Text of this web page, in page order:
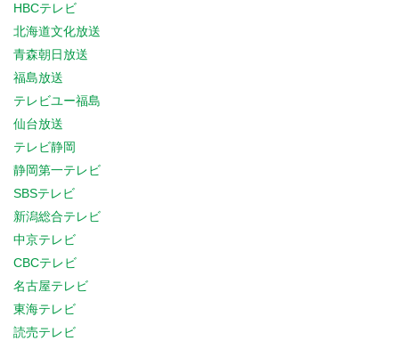
HBCテレビ
北海道文化放送
青森朝日放送
福島放送
テレビユー福島
仙台放送
テレビ静岡
静岡第一テレビ
SBSテレビ
新潟総合テレビ
中京テレビ
CBCテレビ
名古屋テレビ
東海テレビ
読売テレビ